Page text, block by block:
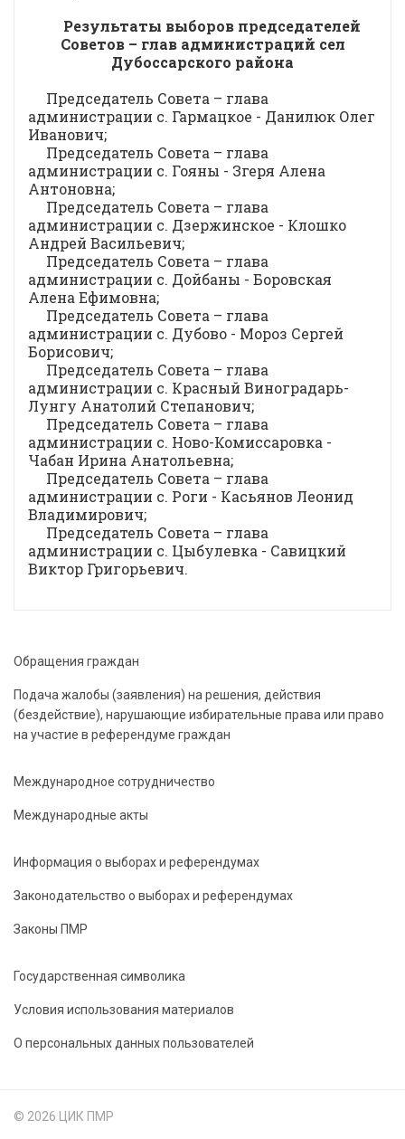
Результаты выборов председателей
Советов – глав администраций сел
Дубоссарского района
Председатель Совета – глава
администрации с. Гармацкое - Данилюк Олег
Иванович;
Председатель Совета – глава
администрации с. Гояны - Згеря Алена
Антоновна;
Председатель Совета – глава
администрации с. Дзержинское - Клошко
Андрей Васильевич;
Председатель Совета – глава
администрации с. Дойбаны - Боровская
Алена Ефимовна;
Председатель Совета – глава
администрации с. Дубово - Мороз Сергей
Борисович;
Председатель Совета – глава
администрации с. Красный Виноградарь-
Лунгу Анатолий Степанович;
Председатель Совета – глава
администрации с. Ново-Комиссаровка -
Чабан Ирина Анатольевна;
Председатель Совета – глава
администрации с. Роги - Касьянов Леонид
Владимирович;
Председатель Совета – глава
администрации с. Цыбулевка - Савицкий
Виктор Григорьевич.
Обращения граждан
Подача жалобы (заявления) на решения, действия
(бездействие), нарушающие избирательные права или право
на участие в референдуме граждан
Международное сотрудничество
Международные акты
Информация о выборах и референдумах
Законодательство о выборах и референдумах
Законы ПМР
Государственная символика
Условия использования материалов
О персональных данных пользователей
© 2026 ЦИК ПМР